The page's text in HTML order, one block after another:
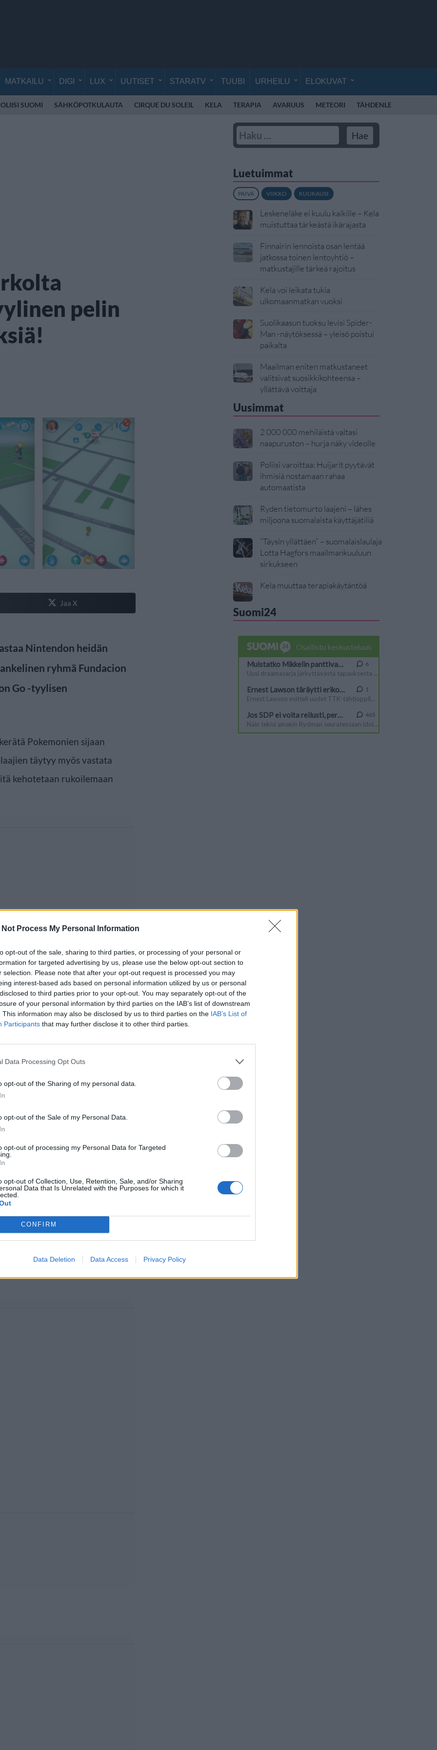
Not Process My Personal Information
opt-out of the sale, sharing to third parties, or processing of your personal or
for targeted advertising by us, please use the below opt-out section to
selection. Please note that after your opt-out request is processed you may
interest-based ads based on personal information utilized by us or personal
to third parties prior to your opt-out. You may separately opt-out of the
of your personal information by third parties on the IAB’s list of downstream
This information may also be disclosed by us to third parties on the IAB’s List of
Participants that may further disclose it to other third parties.
Data Processing Opt Outs
opt-out of the Sharing of my personal data.
opt-out of the Sale of my Personal Data.
opt-out of processing my Personal Data for Targeted
opt-out of Collection, Use, Retention, Sale, and/or Sharing
Data that Is Unrelated with the Purposes for which it
CONFIRM
Data Deletion Data Access Privacy Policy
MATKAILU DIGI LUX UUTISET STARATV TUUBI URHEILU ELOKUVAT
SUOMI SÄHKÖPOTKULAUTA CIRQUE DU SOLEIL KELA TERAPIA AVARUUS METEORI TÄHDENLENTO
pelin
Jaa X
Nintendon heidän
ryhmä Fundacion
Go -tyylisen
Pokemonien sijaan
täytyy myös vastata
kehotetaan rukoilemaan
espanjaksi 19.
julkaisemaan myös englanniksi ja
pelin takana, on paavi
Hän oli kuitenkin
Yhdistää tekniikan ja
toiminnanjohtaja Ricardo
Luetuimmat
PÄIVÄ VIIKKO KUUKAUSI
Leskeneläke ei kuulu kaikille – Kela
muistuttaa tärkeästä ikärajasta
Finnairin lennoista osan lentää
jatkossa toinen lentoyhtiö –
matkustajille tärkeä rajoitus
Kela voi leikata tukia
ulkomaanmatkan vuoksi
Suolikaasun tuoksu levisi Spider-
Man -näytöksessä – yleisö poistui
paikalta
Maailman eniten matkustaneet
valitsivat suosikkikohteensa –
yllättävä voittaja
Uusimmat
2 000 000 mehiläistä valtasi
naapuruston – hurja näky videolle
Poliisi varoittaa: Huijarit pyytävät
ihmisiä nostamaan rahaa
automaatista
Ryden tietomurto laajeni – lähes
miljoona suomalaista käyttäjätiliä
”Täysin yllättäen” – suomalaislaulaja
Lotta Hagfors maailmankuuluun
sirkukseen
Kela muuttaa terapiakäytäntöä
Suomi24